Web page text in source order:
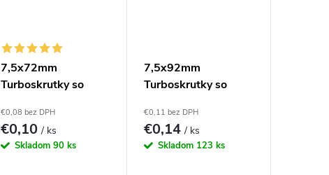
7,5x72mm
Turboskrutky so
TX30
€0,08 bez DPH
€0,10/ ks
Skladom 90 ks
7,5x92mm
Turboskrutky so
TX30
€0,11 bez DPH
€0,14/ ks
Skladom 123 ks